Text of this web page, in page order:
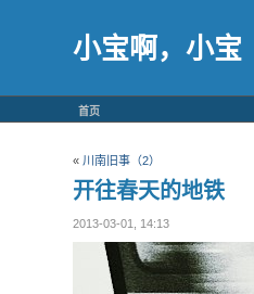
小宝啊，小宝
首页
« 川南旧事（2）
开往春天的地铁
2013-03-01, 14:13